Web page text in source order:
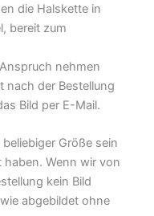
die Halskette in
bereit zum
nehmen
nach der Bestellung
Bild per E-Mail.
Größe sein
Wenn wir von
kein Bild
abgebildet ohne